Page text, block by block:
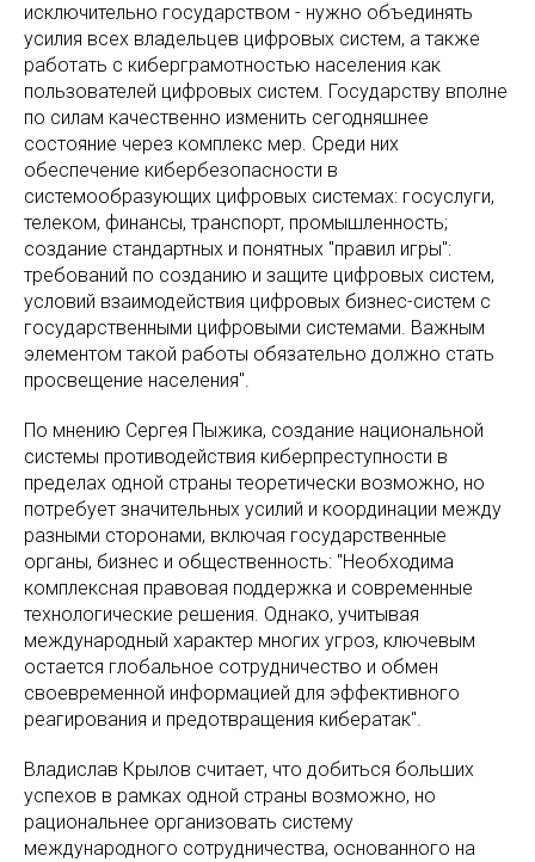
исключительно государством - нужно объединять
усилия всех владельцев цифровых систем, а также
работать с киберграмотностью населения как
пользователей цифровых систем. Государству вполне
по силам качественно изменить сегодняшнее
состояние через комплекс мер. Среди них
обеспечение кибербезопасности в
системообразующих цифровых системах: госуслуги,
телеком, финансы, транспорт, промышленность;
создание стандартных и понятных "правил игры":
требований по созданию и защите цифровых систем,
условий взаимодействия цифровых бизнес-систем с
государственными цифровыми системами. Важным
элементом такой работы обязательно должно стать
просвещение населения".
По мнению Сергея Пыжика, создание национальной
системы противодействия киберпреступности в
пределах одной страны теоретически возможно, но
потребует значительных усилий и координации между
разными сторонами, включая государственные
органы, бизнес и общественность: "Необходима
комплексная правовая поддержка и современные
технологические решения. Однако, учитывая
международный характер многих угроз, ключевым
остается глобальное сотрудничество и обмен
своевременной информацией для эффективного
реагирования и предотвращения кибератак".
Владислав Крылов считает, что добиться больших
успехов в рамках одной страны возможно, но
рациональнее организовать систему
международного сотрудничества, основанного на